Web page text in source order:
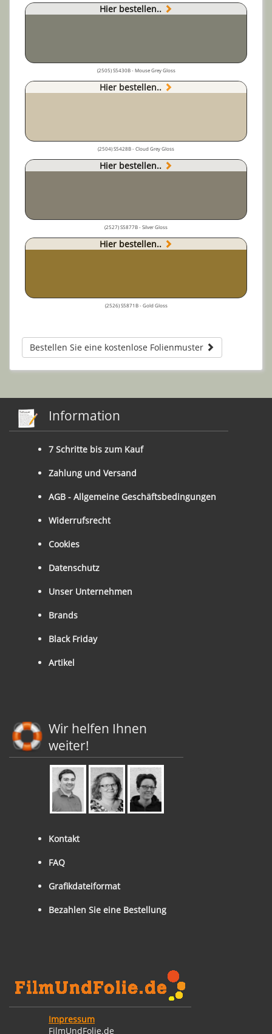
Hier bestellen..
(2505) S5430B - Mouse Grey Gloss
Hier bestellen..
(2504) S5428B - Cloud Grey Gloss
Hier bestellen..
(2527) S5877B - Silver Gloss
Hier bestellen..
(2526) S5871B - Gold Gloss
Bestellen Sie eine kostenlose Folienmuster
Information
7 Schritte bis zum Kauf
Zahlung und Versand
AGB - Allgemeine Geschäftsbedingungen
Widerrufsrecht
Cookies
Datenschutz
Unser Unternehmen
Brands
Black Friday
Artikel
Wir helfen Ihnen
weiter!
Kontakt
FAQ
Grafikdateiformat
Bezahlen Sie eine Bestellung
Impressum
FilmUndFolie.de